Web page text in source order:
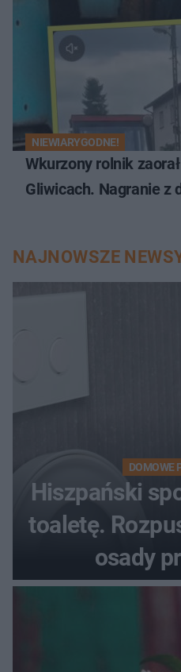
NIEWIARYGODNE!
Wkurzony rolnik
Gliwicach. Nagranie z
NAJNOWSZE
DOMOWE
Hiszpański
toaletę.
osady